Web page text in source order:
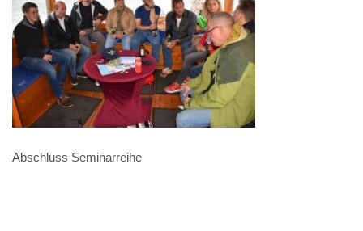
Abschluss Seminarreihe